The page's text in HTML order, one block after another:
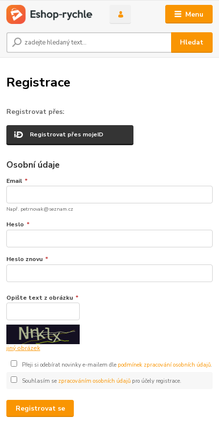
Menu
Hledat
Registrace
Registrovat přes:
Registrovat přes mojeID
Osobní údaje
Email *
Např. petrnovak@seznam.cz
Heslo *
Heslo znovu *
Opište text z obrázku *
jiný obrázek
Přeji si odebírat novinky e-mailem dle podmínek zpracování osobních údajů.
Souhlasím se zpracováním osobních údajůpro účely registrace.
Registrovat se